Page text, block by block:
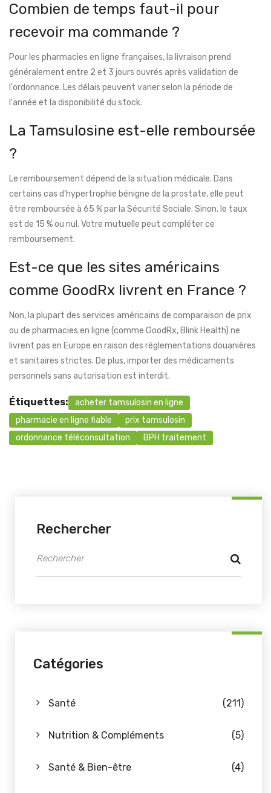
Combien de temps faut-il pour
recevoir ma commande ?
Pour les pharmacies en ligne françaises, la livraison prend
généralement entre 2 et 3 jours ouvrés après validation de
l'ordonnance. Les délais peuvent varier selon la période de
l'année et la disponibilité du stock.
La Tamsulosine est-elle remboursée
?
Le remboursement dépend de la situation médicale. Dans
certains cas d'hypertrophie bénigne de la prostate, elle peut
être remboursée à 65 % par la Sécurité Sociale. Sinon, le taux
est de 15 % ou nul. Votre mutuelle peut compléter ce
remboursement.
Est-ce que les sites américains
comme GoodRx livrent en France ?
Non, la plupart des services américains de comparaison de prix
ou de pharmacies en ligne (comme GoodRx, Blink Health) ne
livrent pas en Europe en raison des réglementations douanières
et sanitaires strictes. De plus, importer des médicaments
personnels sans autorisation est interdit.
Étiquettes:
acheter tamsulosin en ligne
pharmacie en ligne fiable
prix tamsulosin
ordonnance téléconsultation
BPH traitement
Rechercher
Catégories
Santé (211)
Nutrition & Compléments (5)
Santé & Bien-être (4)